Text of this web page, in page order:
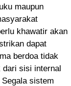
maupun
khawatir akan
dapat
berdoa tidak
dari sisi internal
sistem